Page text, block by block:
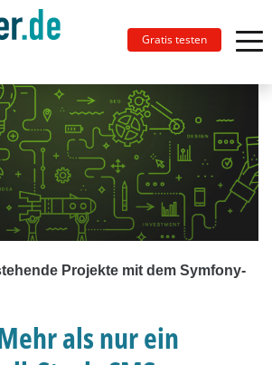
Gratis testen
Projekte mit dem Symfony-
als nur ein